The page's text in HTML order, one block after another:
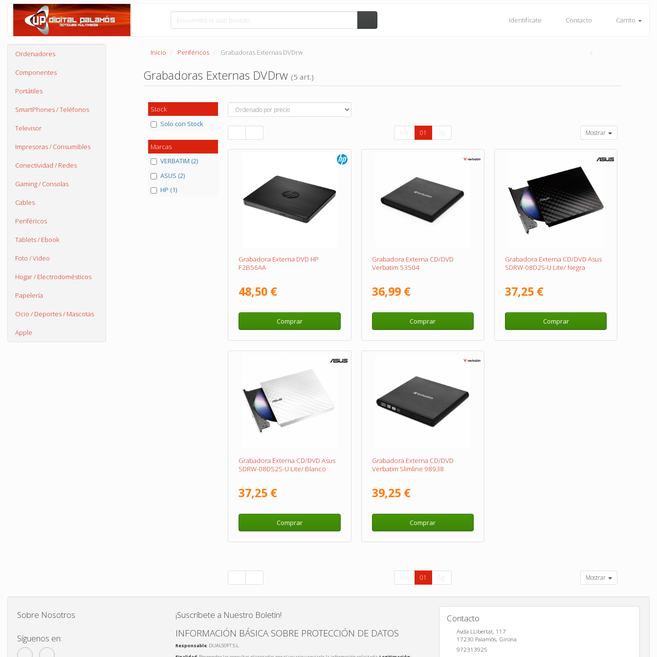
Identifícate Contacto Carrito
Ordenadores
Componentes
Portátiles
SmartPhones / Teléfonos
Televisor
Impresoras / Consumibles
Conectividad / Redes
Gaming / Consolas
Cables
Periféricos
Tablets / Ebook
Foto / Video
Hogar / Electrodomésticos
Papelería
Ocio / Deportes / Mascotas
Apple
Inicio Periféricos Grabadoras Externas DVDrw
Grabadoras Externas DVDrw (5 art.)
Stock
Solo con Stock
Marcas
VERBATIM (2)
ASUS (2)
HP (1)
Ant. 01 Sig. Mostrar
Grabadora Externa DVD HP
F2B56AA
48,50 €
Comprar
Grabadora Externa CD/DVD
Verbatim 53504
36,99 €
Comprar
Grabadora Externa CD/DVD Asus
SDRW-08D2S-U Lite/ Negra
37,25 €
Comprar
Grabadora Externa CD/DVD Asus
SDRW-08DS2S-U Lite/ Blanco
37,25 €
Comprar
Grabadora Externa CD/DVD
Verbatim Slimline 98938
39,25 €
Comprar
Ant. 01 Sig. Mostrar
Sobre Nosotros
Síguenos en:
¡Suscríbete a Nuestro Boletín!
INFORMACIÓN BÁSICA SOBRE PROTECCIÓN DE DATOS
Responsable: DUALSOFT S.L.
Contacto
Avda LLibertat, 117
17230 Palamós, Girona
972313925